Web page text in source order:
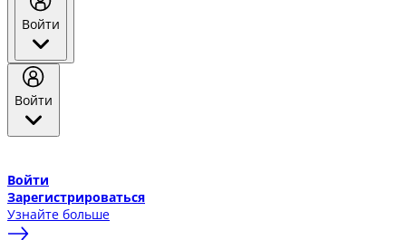
Войти
Войти
Войти
Зарегистрироваться
Узнайте больше